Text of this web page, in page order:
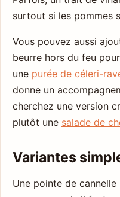
surtout si les pommes
Vous pouvez aussi
beurre hors du feu
une purée de céleri-
donne un
cherchez une version
plutôt une salade de
Variantes
Une pointe de